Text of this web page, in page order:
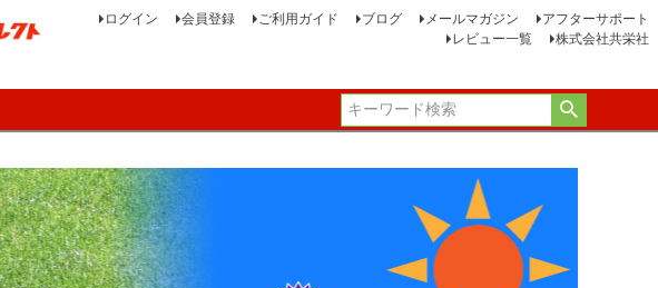
ログイン 会員登録 ご利用ガイド ブログ メールマガジン
アフターサポート
レビュー一覧
株式会社共栄社